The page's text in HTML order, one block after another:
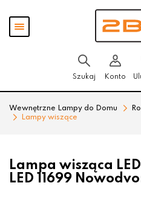
Pokaż
menu
Szukaj Konto
Wewnętrzne Lampy do Domu
Lampy wiszące
Lampa wisząca
LED 11699